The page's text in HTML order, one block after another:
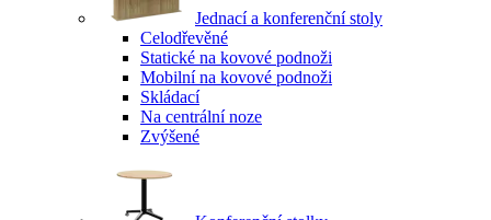
Jednací a konferenční stoly
Celodřevěné
Statické na kovové podnoži
Mobilní na kovové podnoži
Skládací
Na centrální noze
Zvýšené